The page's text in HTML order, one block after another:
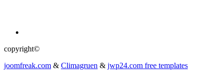
copyright©
joomfreak.com & Climagruen & jwp24.com free templates